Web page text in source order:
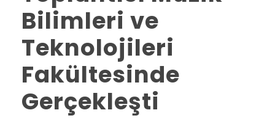
Bilimleri ve
Teknolojileri
Fakültesinde
Gerçekleşti